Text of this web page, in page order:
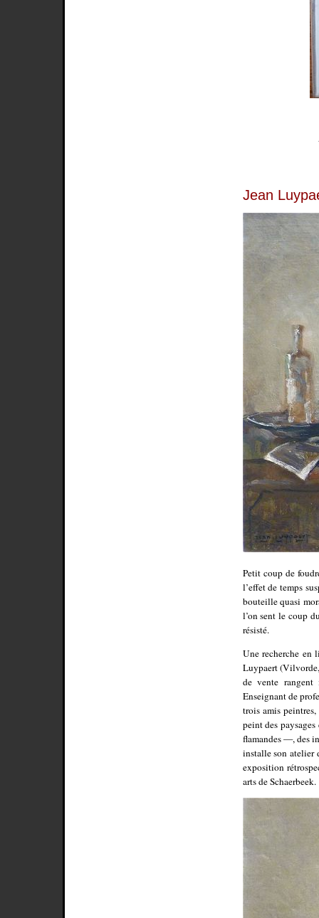
Jean
Petit coup de
l’effet de temps
bouteille quasi
l’on sent le coup
résisté.
Une recherche en
Luypaert
de vente rangent
Enseignant de
trois amis
peint des
flamandes —, des
installe son atelier
exposition
arts de Schaerbeek.